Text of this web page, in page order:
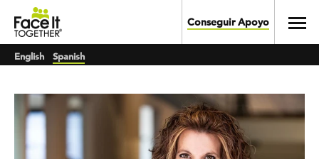
Skip to main content
Conseguir Apoyo
English Spanish